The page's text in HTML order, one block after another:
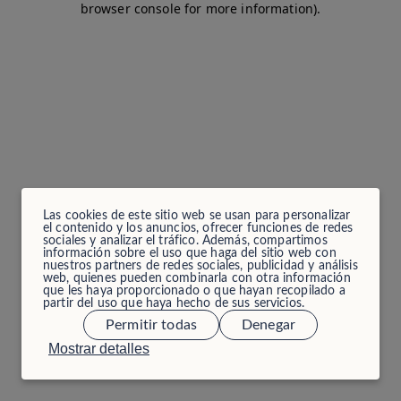
Las cookies de este sitio web se usan para personalizar
el contenido y los anuncios, ofrecer funciones de redes
sociales y analizar el tráfico. Además, compartimos
información sobre el uso que haga del sitio web con
nuestros partners de redes sociales, publicidad y análisis
web, quienes pueden combinarla con otra información
que les haya proporcionado o que hayan recopilado a
partir del uso que haya hecho de sus servicios.
Mostrar detalles
Permitir todas Denegar
browser console for more information).